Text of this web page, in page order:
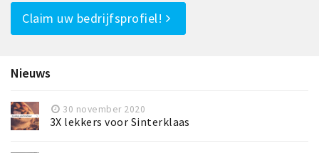
Claim uw bedrijfsprofiel!
Nieuws
30 november 2020
3X lekkers voor Sinterklaas